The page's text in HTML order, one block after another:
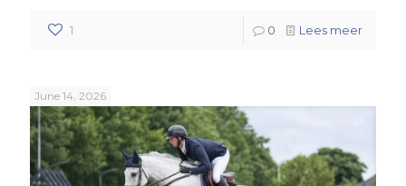
1 0 Lees meer
June 14, 2026